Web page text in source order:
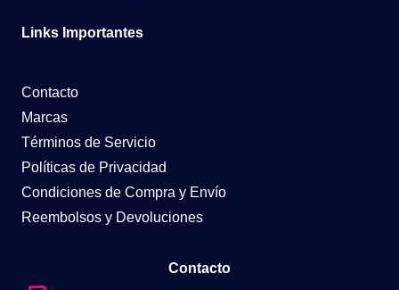
Links Importantes
Contacto
Marcas
Términos de Servicio
Políticas de Privacidad
Condiciones de Compra y Envío
Reembolsos y Devoluciones
Contacto